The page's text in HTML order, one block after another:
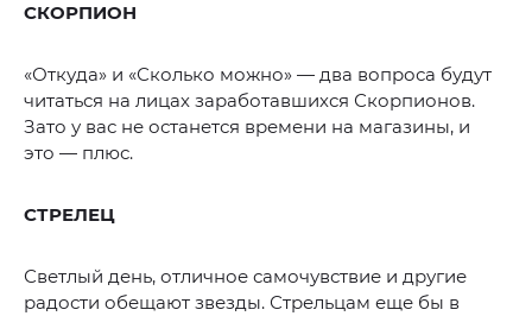
СКОРПИОН
«Откуда» и «Сколько можно» — два вопроса будут
читаться на лицах заработавшихся Скорпионов.
Зато у вас не останется времени на магазины, и
это — плюс.
СТРЕЛЕЦ
Светлый день, отличное самочувствие и другие
радости обещают звезды. Стрельцам еще бы в